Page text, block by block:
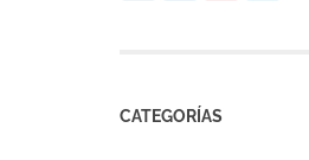
CATEGORÍAS